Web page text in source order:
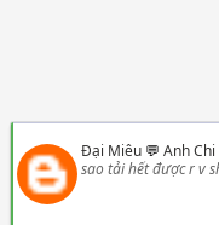
Đại Miêu💬 Anh
sao tải hết được r v